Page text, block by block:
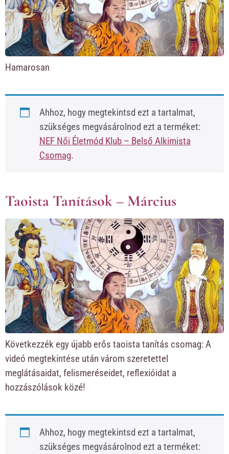
Hamarosan
Ahhoz, hogy megtekintsd ezt a tartalmat,
szükséges megvásárolnod ezt a terméket:
NEF Női Életmód Klub – Belső Alkimista
Csomag.
Taoista Tanítások – Március
Következzék egy újabb erős taoista tanítás csomag: A
videó megtekintése után várom szeretettel
meglátásaidat, felismeréseidet, reflexióidat a
hozzászólások közé!
Ahhoz, hogy megtekintsd ezt a tartalmat,
szükséges megvásárolnod ezt a terméket: